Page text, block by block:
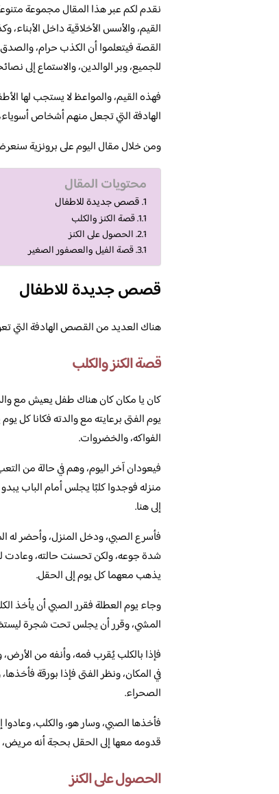
نقدم لكم عبر هذا المقال مجموعة
القيم، والأسس الأخلاقية داخل
القصة فيتعلموا أن الكذب حرام،
للجميع، وبر الوالدين، والاستماع إلى
فهذه القيم، والمواعظ لا يستجب لها
الهادفة التي تجعل منهم أشخاص
ومن خلال مقال اليوم على برونزية
محتويات المقال
قصص جديدة للاطفال
قصة الكنز والكلب
الحصول على الكنز
قصة الفيل والعصفور الصغير
قصص جديدة للاطفال
هناك العديد من القصص الهادفة التي
قصة الكنز والكلب
كان يا مكان كان هناك طفل يعيش مع
يوم الفتى برعايته مع والدته فكانا كل
الفواكه، والخضروات.
فيعودان آخر اليوم، وهم في حالة من
منزله فوجدوا كلبًا يجلس أمام الباب
إلى هنا.
فأسرع الصبي، ودخل المنزل، وأحضر له
شدة جوعه، ولكن تحسنت حالته، وعادت
يذهب معهما كل يوم إلى الحقل.
وجاء يوم العطلة فقرر الصبي أن يأخذ
المشي، وقرر أن يجلس تحت شجرة
فإذا بالكلب يُقرب فمه، وأنفه من
في المكان، ونظر الفتى فإذا بورقة
الصحراء.
فأخذها الصبي، وسار هو، والكلب، وعادوا
قدومه معها إلى الحقل بحجة أنه
الحصول على الكنز